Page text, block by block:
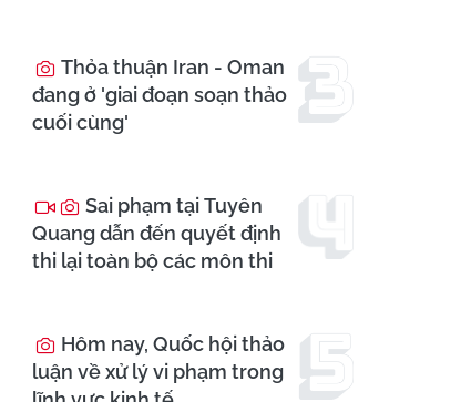
Thỏa thuận Iran - Oman
đang ở 'giai đoạn soạn thảo
cuối cùng'
Sai phạm tại Tuyên
Quang dẫn đến quyết định
thi lại toàn bộ các môn thi
Hôm nay, Quốc hội thảo
luận về xử lý vi phạm trong